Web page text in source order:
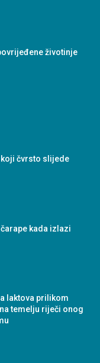
životinje
čvrsto slijede
kada izlazi
laktova prilikom
temelju riječi onog